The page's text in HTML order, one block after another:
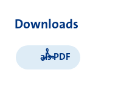
Downloads
als PDF